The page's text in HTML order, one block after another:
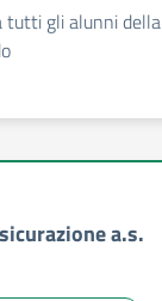
tutti gli alunni della
a.s.